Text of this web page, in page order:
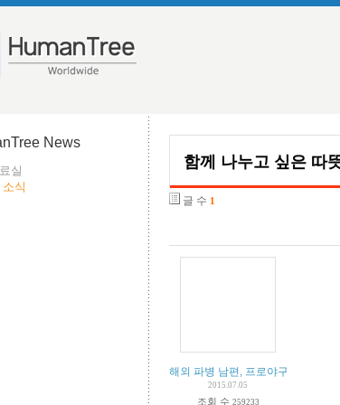
News
실
식
함께 나누고 싶은 따
글 수 1
해외 파병 남편, 프로야구 포수로 아
2015.07.05
조회 수 259233